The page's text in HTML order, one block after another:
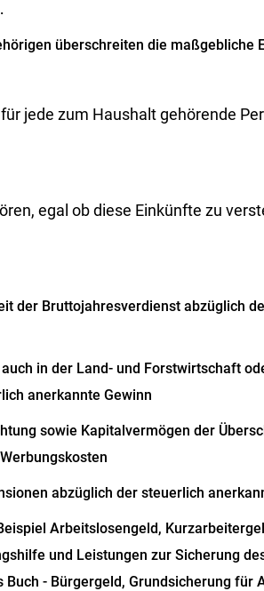
überschreiten die maßgebliche
jede zum Haushalt gehörende
egal ob diese Einkünfte zu
der Bruttojahresverdienst abzüglich
in der Land- und Forstwirtschaft
anerkannte Gewinn
sowie Kapitalvermögen der
abzüglich der steuerlich
Arbeitslosengeld,
und Leistungen zur Sicherung
- Bürgergeld, Grundsicherung für